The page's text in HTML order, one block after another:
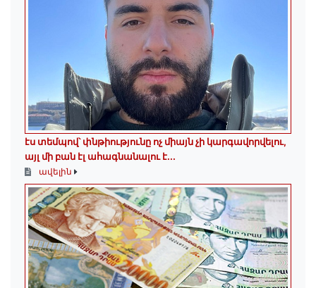
էս տեմպով՝ փնթիությունը ոչ միայն չի կարգավորվելու,
այլ մի բան էլ ահագնանալու է...
ավելին